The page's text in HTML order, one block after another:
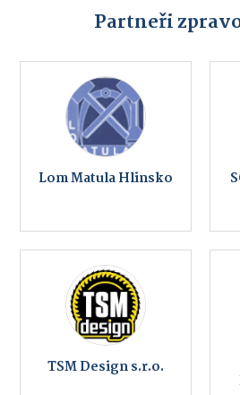
Partneři
Lom Matula Hlinsko
TSM Design s.r.o.